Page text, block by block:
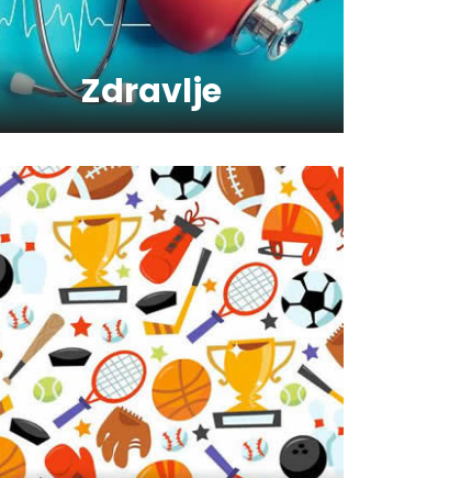
Kako da oporavimo kožu
nakon zime?
Koliko je šećer (ne)zdrav?
Saveti za jutranji trening
Šta vaš omiljeni sport govori
o vama ?
Kako trčanje doprinosi
zdravlju?
Zdravlje